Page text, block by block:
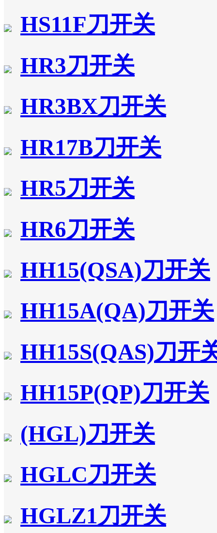
HS11F刀开关
HR3刀开关
HR3BX刀开关
HR17B刀开关
HR5刀开关
HR6刀开关
HH15(QSA)刀开关
HH15A(QA)刀开关
HH15S(QAS)刀开
HH15P(QP)刀开关
(HGL)刀开关
HGLC刀开关
HGLZ1刀开关